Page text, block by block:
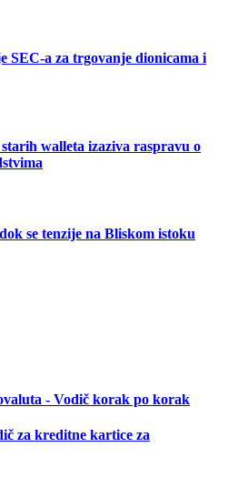
SEC-a za trgovanje dionicama i
walleta izaziva raspravu o
se tenzije na Bliskom istoku
- Vodič korak po korak
za kreditne kartice za